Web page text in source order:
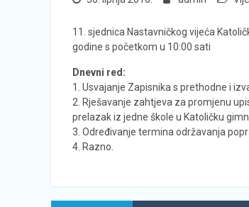
11. sjednica Nastavničkog vijeća
godine s početkom u 10:00 sati
Dnevni red:
1. Usvajanje Zapisnika s prethodne i
2. Rješavanje zahtjeva za promjenu
prelazak iz jedne škole u Katoličku
3. Određivanje termina održavanja
4. Razno.
Navigacija